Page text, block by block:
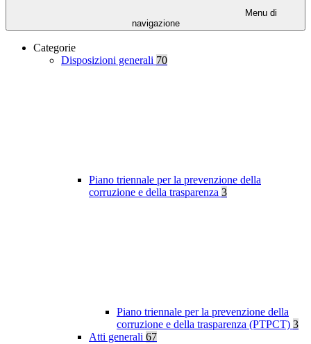
Menu di
navigazione
Categorie
Disposizioni generali 70
Piano triennale per la prevenzione della
corruzione e della trasparenza 3
Piano triennale per la prevenzione della
corruzione e della trasparenza (PTPCT) 3
Atti generali 67